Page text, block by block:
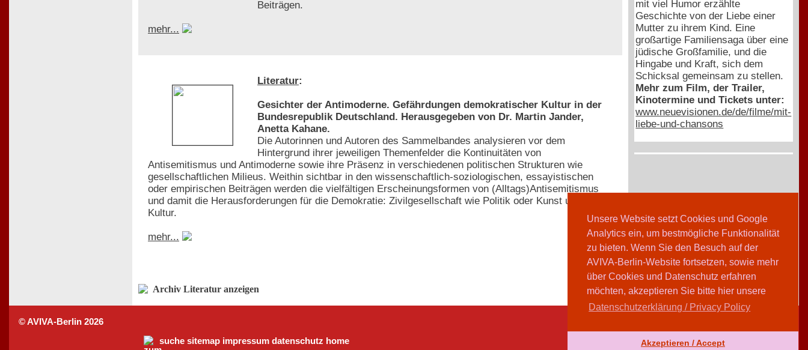
Unsere Website setzt Cookies und Google
Analytics ein, um bestmögliche Funktionalität
zu bieten. Wenn Sie den Besuch auf der
AVIVA-Berlin-Website fortsetzen, sowie mehr
über Cookies und Datenschutz erfahren
möchten, akzeptieren Sie bitte hier unsere
Datenschutzerklärung / Privacy Policy
Akzeptieren / Accept
Beiträgen.
mehr...
Literatur:
Gesichter der Antimoderne. Gefährdungen demokratischer Kultur in der
Bundesrepublik Deutschland. Herausgegeben von Dr. Martin Jander,
Anetta Kahane.
Die Autorinnen und Autoren des Sammelbandes analysieren vor dem
Hintergrund ihrer jeweiligen Themenfelder die Kontinuitäten von
Antisemitismus und Antimoderne sowie ihre Präsenz in verschiedenen politischen Strukturen wie
gesellschaftlichen Milieus. Weithin sichtbar in den wissenschaftlich-soziologischen, essayistischen
oder empirischen Beiträgen werden die vielfältigen Erscheinungsformen von (Alltags)Antisemitismus
und damit die Herausforderungen für die Demokratie: Zivilgesellschaft wie Politik oder Kunst und
Kultur.
mehr...
Archiv Literatur anzeigen
mit viel Humor erzählte
Geschichte von der Liebe einer
Mutter zu ihrem Kind. Eine
großartige Familiensaga über eine
jüdische Großfamilie, und die
Hingabe und Kraft, sich dem
Schicksal gemeinsam zu stellen.
Mehr zum Film, der Trailer,
Kinotermine und Tickets unter:
www.neuevisionen.de/de/filme/mit-
liebe-und-chansons
© AVIVA-Berlin 2026
suche sitemap impressum datenschutz home